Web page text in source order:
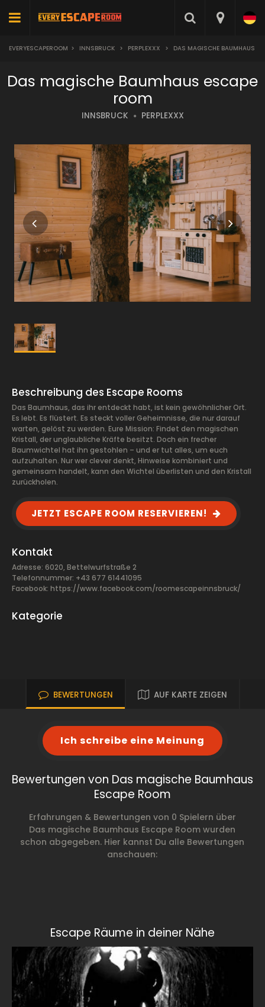
EVERYESCAPEROOM > INNSBRUCK > PERPLEXXX > DAS MAGISCHE BAUMHAUS
Das magische Baumhaus escape
room
INNSBRUCK PERPLEXXX
Beschreibung des Escape Rooms
Das Baumhaus, das ihr entdeckt habt, ist kein gewöhnlicher Ort.
Es lebt. Es flüstert. Es steckt voller Geheimnisse, die nur darauf
warten, gelöst zu werden. Eure Mission: Findet den magischen
Kristall, der unglaubliche Kräfte besitzt. Doch ein frecher
Baumwichtel hat ihn gestohlen – und er tut alles, um euch
aufzuhalten. Nur wer clever denkt, Hinweise kombiniert und
gemeinsam handelt, kann den Wichtel überlisten und den Kristall
zurückholen.
JETZT ESCAPE ROOM RESERVIEREN!
Kontakt
Adresse: 6020, Bettelwurfstraße 2
Telefonnummer: +43 677 61441095
Facebook: https://www.facebook.com/roomescapeinnsbruck/
Kategorie
BEWERTUNGEN AUF KARTE ZEIGEN
Ich schreibe eine Meinung
Bewertungen von Das magische Baumhaus
Escape Room
Erfahrungen & Bewertungen von 0 Spielern über
Das magische Baumhaus Escape Room wurden
schon abgegeben. Hier kannst Du alle Bewertungen
anschauen:
Escape Räume in deiner Nähe